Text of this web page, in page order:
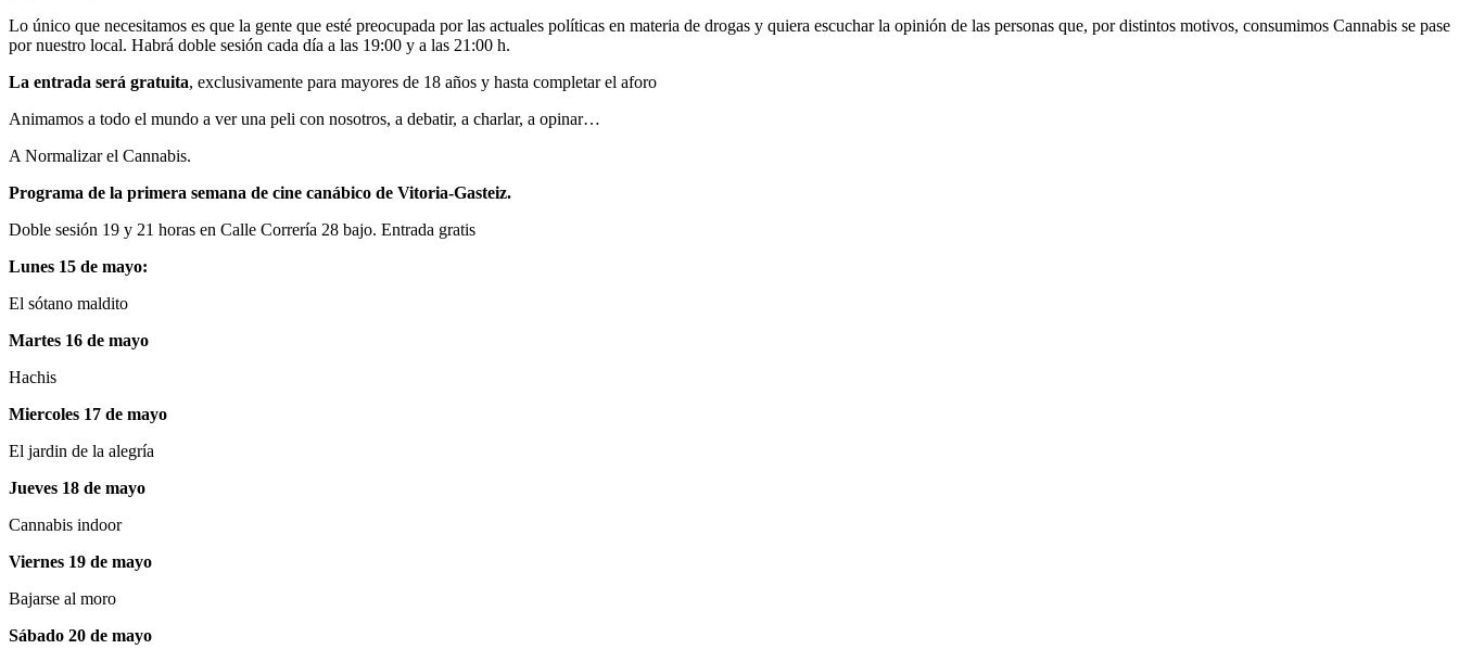
Lo único que necesitamos es que la gente que esté preocupada por las actuales polí­ticas en materia de drogas y quiera escuchar la opinión de las personas que, por distintos motivos, consumimos Cannabis se pase
por nuestro local. Habrá doble sesión cada dí­a a las 19:00 y a las 21:00 h.
La entrada será gratuita, exclusivamente para mayores de 18 años y hasta completar el aforo
Animamos a todo el mundo a ver una peli con nosotros, a debatir, a charlar, a opinar…
A Normalizar el Cannabis.
Programa de la primera semana de cine canábico de Vitoria-Gasteiz.
Doble sesión 19 y 21 horas en Calle Correrí­a 28 bajo. Entrada gratis
Lunes 15 de mayo:
El sótano maldito
Martes 16 de mayo
Hachis
Miercoles 17 de mayo
El jardin de la alegrí­a
Jueves 18 de mayo
Cannabis indoor
Viernes 19 de mayo
Bajarse al moro
Sábado 20 de mayo